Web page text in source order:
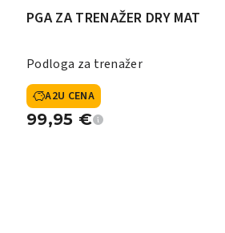
PGA ZA TRENAŽER DRY MAT
Podloga za trenažer
A2U CENA
99,95 €